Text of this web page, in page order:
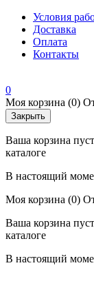
Условия
Доставка
Оплата
Контакты
0
Моя корзина (0)
Закрыть
Ваша корзина
каталоге
В настоящий
Моя корзина (0)
Ваша корзина
каталоге
В настоящий